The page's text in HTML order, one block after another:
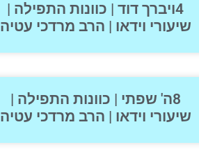
4ויברך דוד | כוונות התפילה |
שיעורי וידאו | הרב מרדכי עטיה
8ה' שפתי | כוונות התפילה |
שיעורי וידאו | הרב מרדכי עטיה